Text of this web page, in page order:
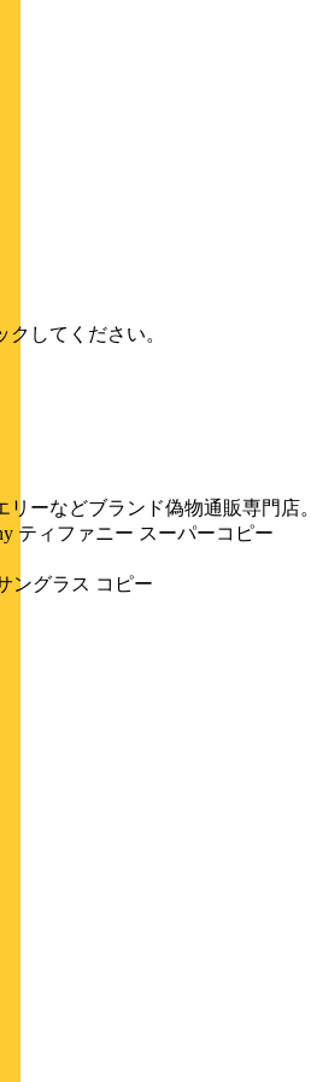
してください。
ーなどブランド偽物通販専門店。
ティファニー スーパーコピー
ングラス コピー